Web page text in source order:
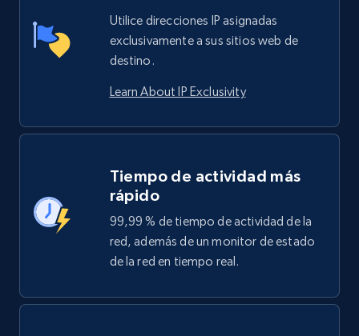
Utilice direcciones IP asignadas
exclusivamente a sus sitios web de
destino.
Learn About IP Exclusivity
Tiempo de actividad más
rápido
99,99 % de tiempo de actividad de la
red, además de un monitor de estado
de la red en tiempo real.